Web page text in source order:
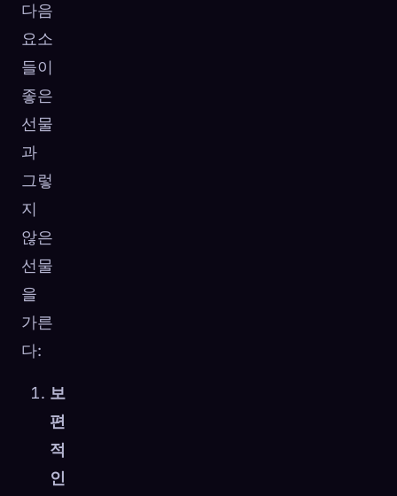
다음
요소
들이
좋은
선물
과
그렇
지
않은
선물
을
가른
다:
보
편
적
인